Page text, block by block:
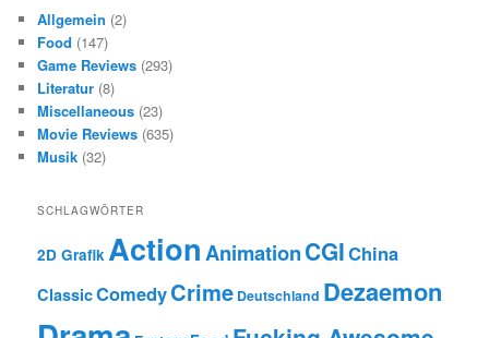
Allgemein (2)
Food (147)
Game Reviews (293)
Literatur (8)
Miscellaneous (23)
Movie Reviews (635)
Musik (32)
SCHLAGWÖRTER
2D GrafikActionAnimationCGIChina
ClassicComedyCrime Deutschland Dezaemon